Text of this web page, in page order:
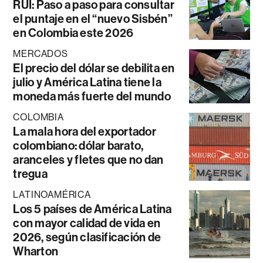
RUI: Paso a paso para consultar
el puntaje en el “nuevo Sisbén”
en Colombia este 2026
MERCADOS
El precio del dólar se debilita en
julio y América Latina tiene la
moneda más fuerte del mundo
COLOMBIA
La mala hora del exportador
colombiano: dólar barato,
aranceles y fletes que no dan
tregua
LATINOAMÉRICA
Los 5 países de América Latina
con mayor calidad de vida en
2026, según clasificación de
Wharton